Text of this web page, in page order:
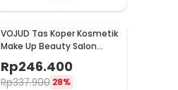
VOJUD Tas Koper Kosmetik
Make Up Beauty Salon
Storage Box 32cm - H740
Rp246.400
Rp337.900 28%